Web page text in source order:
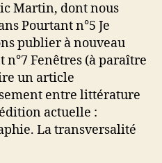
Martin, dont nous
Pourtant n°5 Je
publier à nouveau
n°7 Fenêtres (à paraître
un article
entre littérature
actuelle :
La transversalité